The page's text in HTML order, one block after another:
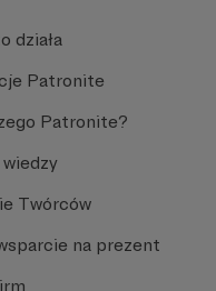
działa
Patronite
Patronite?
wiedzy
Twórców
na prezent